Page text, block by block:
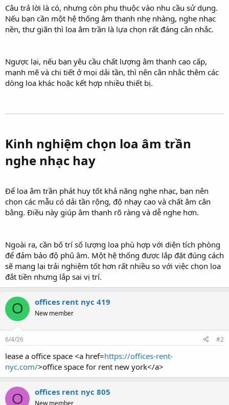
Câu trả lời là có, nhưng còn phụ thuộc vào nhu cầu sử dụng.
Nếu bạn cần một hệ thống âm thanh nhẹ nhàng, nghe nhạc
nền, thư giãn thì loa âm trần là lựa chọn rất đáng cân nhắc.
Ngược lại, nếu bạn yêu cầu chất lượng âm thanh cao cấp,
mạnh mẽ và chi tiết ở mọi dải tần, thì nên cân nhắc thêm các
dòng loa khác hoặc kết hợp nhiều thiết bị.
Kinh nghiệm chọn loa âm trần
nghe nhạc hay​
Để loa âm trần phát huy tốt khả năng nghe nhạc, bạn nên
chọn các mẫu có dải tần rộng, độ nhạy cao và chất âm cân
bằng. Điều này giúp âm thanh rõ ràng và dễ nghe hơn.
Ngoài ra, cần bố trí số lượng loa phù hợp với diện tích phòng
để đảm bảo độ phủ âm. Một hệ thống được lắp đặt đúng cách
sẽ mang lại trải nghiệm tốt hơn rất nhiều so với việc chọn loa
đắt tiền nhưng lắp sai vị trí.
O offices rent nyc 419
New member
6/4/26 #2
lease a office space <a href=https://offices-rent-
nyc.com/>office space for rent new york</a>
O offices rent nyc 805
New member